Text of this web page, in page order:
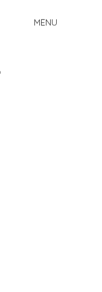
MENU